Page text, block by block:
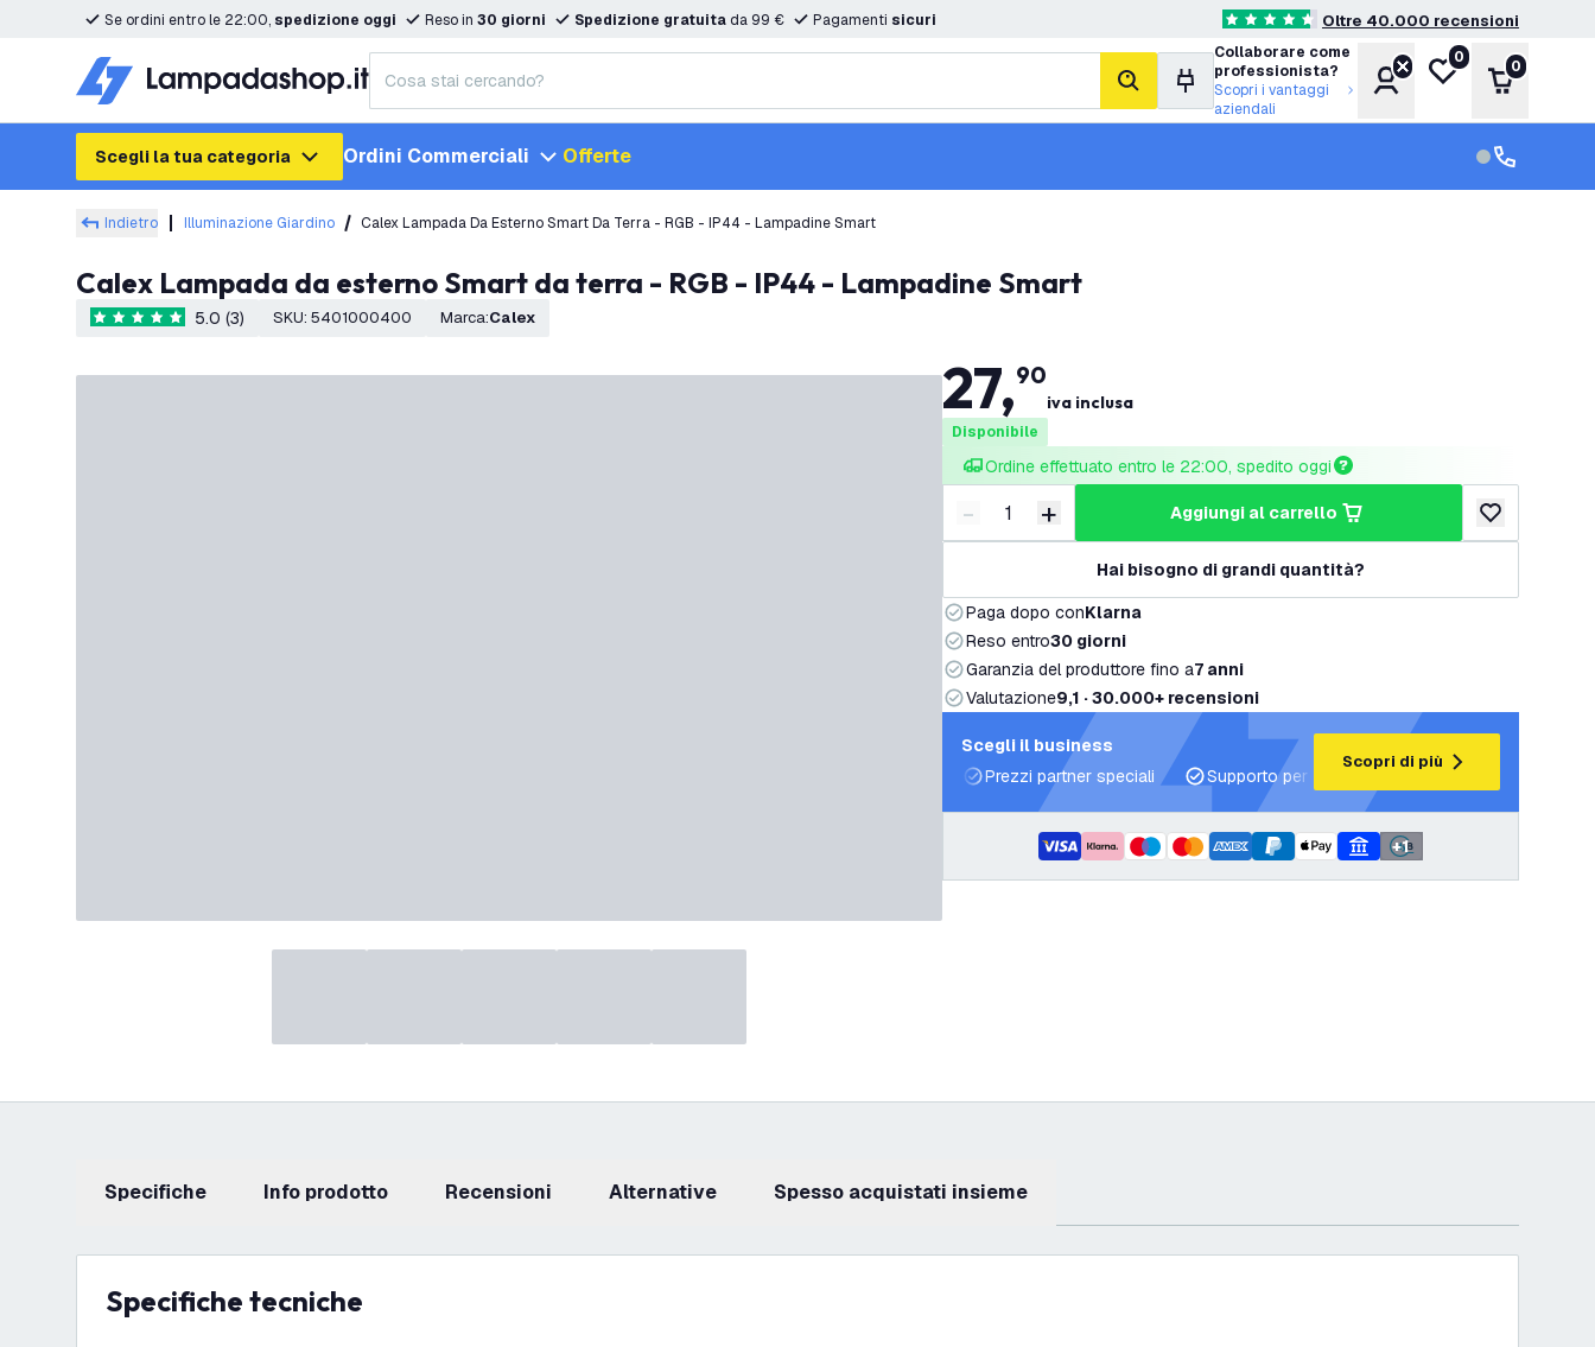
Se ordini entro le 22:00, spedizione oggi Reso in 30 giorni Spedizione gratuita da 99 € Pagamenti sicuri 4.6 stelle di valutazione
Oltre 40.000 recensioni
cerca
Collaborare come
professionista?
Scopri i vantaggi
aziendali
AccountLista desideri
0
Carrello
0
Scegli la tua categoria Ordini Commerciali Offerte Servizio
Assistenza
Indietro Illuminazione Giardino Calex Lampada Da Esterno Smart Da Terra - RGB - IP44 - Lampadine Smart
Calex Lampada da esterno Smart da terra - RGB - IP44 - Lampadine Smart
5 stelle di valutazione
5.0 (3) SKU: 5401000400 Marca: Calex
27,90
iva inclusa
Disponibile
Ordine effettuato entro le 22:00, spedito oggi
Riduci quantità
- Aumenta quantità
+ aggiungi al carrello
aggiungi alla
Hai bisogno di grandi quantità?
Paga dopo conKlarna
Reso entro30 giorni
Garanzia del produttore fino a7 anni
Valutazione9,1 · 30.000+ recensioni
Scegli il business
Prezzi partner speciali
Supporto per progetti e piani di illuminazione
Scopri di più
+1
Specifiche info prodotto recensioni Alternative Spesso acquistati insieme
Specifiche tecniche